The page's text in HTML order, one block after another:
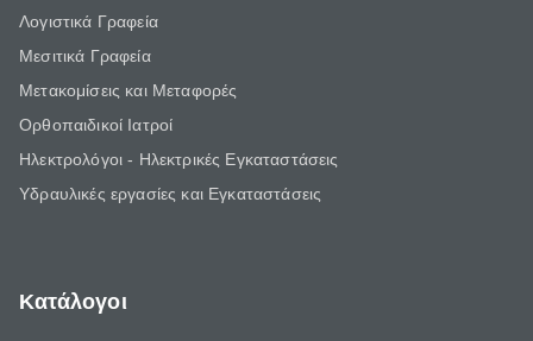
Λογιστικά Γραφεία
Μεσιτικά Γραφεία
Μετακομίσεις και Μεταφορές
Ορθοπαιδικοί Ιατροί
Ηλεκτρολόγοι - Ηλεκτρικές Εγκαταστάσεις
Υδραυλικές εργασίες και Εγκαταστάσεις
Κατάλογοι